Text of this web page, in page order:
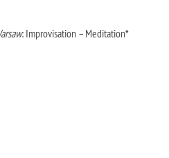
: Improvisation – Meditation*